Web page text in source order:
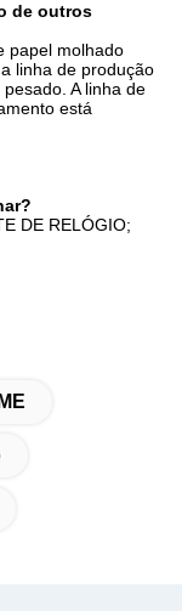
de outros
papel molhado
linha de produção
A linha de
está
DE RELÓGIO;